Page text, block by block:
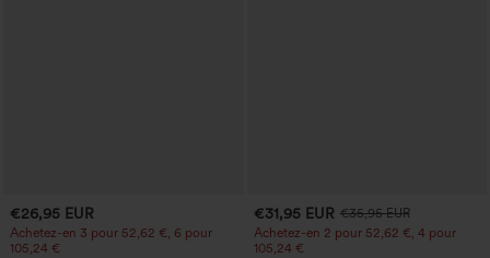
€26,95 EUR
Achetez-en 3 pour 52,62 €, 6 pour
105,24 €
€31,95 EUR €35,95 EUR
Achetez-en 2 pour 52,62 €, 4 pour
105,24 €